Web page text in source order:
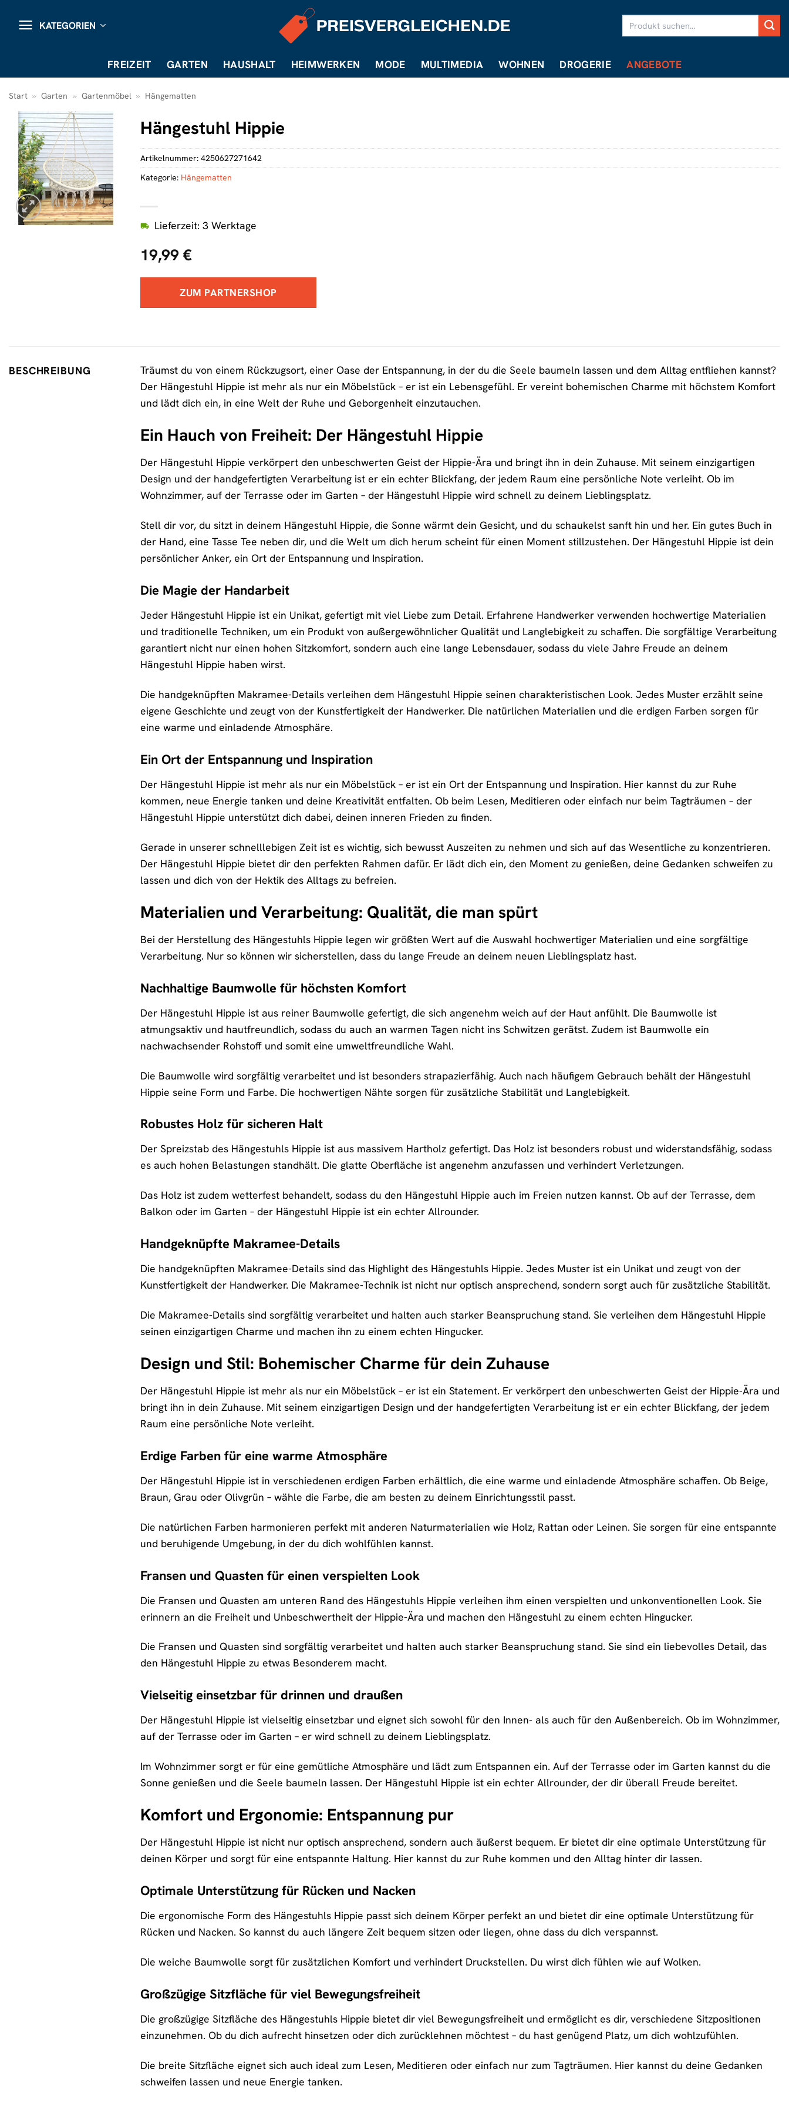
Inhalt
KATEGORIEN
FREIZEIT GARTEN HAUSHALT HEIMWERKEN MODE MULTIMEDIA WOHNEN DROGERIE ANGEBOTE
Start » Garten » Gartenmöbel » Hängematten
Hängestuhl Hippie
19,99 €
Lieferzeit: 3 Werktage
ZUM PARTNERSHOP
Artikelnummer: 4250627271642
Kategorie: Hängematten
BESCHREIBUNG
Träumst du von einem Rückzugsort, einer Oase der Entspannung, in der du die Seele baumeln lassen und dem Alltag entfliehen kannst?
Der Hängestuhl Hippie ist mehr als nur ein Möbelstück – er ist ein Lebensgefühl. Er vereint bohemischen Charme mit höchstem Komfort
und lädt dich ein, in eine Welt der Ruhe und Geborgenheit einzutauchen.
Ein Hauch von Freiheit: Der Hängestuhl Hippie
Der Hängestuhl Hippie verkörpert den unbeschwerten Geist der Hippie-Ära und bringt ihn in dein Zuhause. Mit seinem einzigartigen
Design und der handgefertigten Verarbeitung ist er ein echter Blickfang, der jedem Raum eine persönliche Note verleiht. Ob im
Wohnzimmer, auf der Terrasse oder im Garten – der Hängestuhl Hippie wird schnell zu deinem Lieblingsplatz.
Stell dir vor, du sitzt in deinem Hängestuhl Hippie, die Sonne wärmt dein Gesicht, und du schaukelst sanft hin und her. Ein gutes Buch in
der Hand, eine Tasse Tee neben dir, und die Welt um dich herum scheint für einen Moment stillzustehen. Der Hängestuhl Hippie ist dein
persönlicher Anker, ein Ort der Entspannung und Inspiration.
Die Magie der Handarbeit
Jeder Hängestuhl Hippie ist ein Unikat, gefertigt mit viel Liebe zum Detail. Erfahrene Handwerker verwenden hochwertige Materialien
und traditionelle Techniken, um ein Produkt von außergewöhnlicher Qualität und Langlebigkeit zu schaffen. Die sorgfältige Verarbeitung
garantiert nicht nur einen hohen Sitzkomfort, sondern auch eine lange Lebensdauer, sodass du viele Jahre Freude an deinem
Hängestuhl Hippie haben wirst.
Die handgeknüpften Makramee-Details verleihen dem Hängestuhl Hippie seinen charakteristischen Look. Jedes Muster erzählt seine
eigene Geschichte und zeugt von der Kunstfertigkeit der Handwerker. Die natürlichen Materialien und die erdigen Farben sorgen für
eine warme und einladende Atmosphäre.
Ein Ort der Entspannung und Inspiration
Der Hängestuhl Hippie ist mehr als nur ein Möbelstück – er ist ein Ort der Entspannung und Inspiration. Hier kannst du zur Ruhe
kommen, neue Energie tanken und deine Kreativität entfalten. Ob beim Lesen, Meditieren oder einfach nur beim Tagträumen – der
Hängestuhl Hippie unterstützt dich dabei, deinen inneren Frieden zu finden.
Gerade in unserer schnelllebigen Zeit ist es wichtig, sich bewusst Auszeiten zu nehmen und sich auf das Wesentliche zu konzentrieren.
Der Hängestuhl Hippie bietet dir den perfekten Rahmen dafür. Er lädt dich ein, den Moment zu genießen, deine Gedanken schweifen zu
lassen und dich von der Hektik des Alltags zu befreien.
Materialien und Verarbeitung: Qualität, die man spürt
Bei der Herstellung des Hängestuhls Hippie legen wir größten Wert auf die Auswahl hochwertiger Materialien und eine sorgfältige
Verarbeitung. Nur so können wir sicherstellen, dass du lange Freude an deinem neuen Lieblingsplatz hast.
Nachhaltige Baumwolle für höchsten Komfort
Der Hängestuhl Hippie ist aus reiner Baumwolle gefertigt, die sich angenehm weich auf der Haut anfühlt. Die Baumwolle ist
atmungsaktiv und hautfreundlich, sodass du auch an warmen Tagen nicht ins Schwitzen gerätst. Zudem ist Baumwolle ein
nachwachsender Rohstoff und somit eine umweltfreundliche Wahl.
Die Baumwolle wird sorgfältig verarbeitet und ist besonders strapazierfähig. Auch nach häufigem Gebrauch behält der Hängestuhl
Hippie seine Form und Farbe. Die hochwertigen Nähte sorgen für zusätzliche Stabilität und Langlebigkeit.
Robustes Holz für sicheren Halt
Der Spreizstab des Hängestuhls Hippie ist aus massivem Hartholz gefertigt. Das Holz ist besonders robust und widerstandsfähig, sodass
es auch hohen Belastungen standhält. Die glatte Oberfläche ist angenehm anzufassen und verhindert Verletzungen.
Das Holz ist zudem wetterfest behandelt, sodass du den Hängestuhl Hippie auch im Freien nutzen kannst. Ob auf der Terrasse, dem
Balkon oder im Garten – der Hängestuhl Hippie ist ein echter Allrounder.
Handgeknüpfte Makramee-Details
Die handgeknüpften Makramee-Details sind das Highlight des Hängestuhls Hippie. Jedes Muster ist ein Unikat und zeugt von der
Kunstfertigkeit der Handwerker. Die Makramee-Technik ist nicht nur optisch ansprechend, sondern sorgt auch für zusätzliche Stabilität.
Die Makramee-Details sind sorgfältig verarbeitet und halten auch starker Beanspruchung stand. Sie verleihen dem Hängestuhl Hippie
seinen einzigartigen Charme und machen ihn zu einem echten Hingucker.
Design und Stil: Bohemischer Charme für dein Zuhause
Der Hängestuhl Hippie ist mehr als nur ein Möbelstück – er ist ein Statement. Er verkörpert den unbeschwerten Geist der Hippie-Ära und
bringt ihn in dein Zuhause. Mit seinem einzigartigen Design und der handgefertigten Verarbeitung ist er ein echter Blickfang, der jedem
Raum eine persönliche Note verleiht.
Erdige Farben für eine warme Atmosphäre
Der Hängestuhl Hippie ist in verschiedenen erdigen Farben erhältlich, die eine warme und einladende Atmosphäre schaffen. Ob Beige,
Braun, Grau oder Olivgrün – wähle die Farbe, die am besten zu deinem Einrichtungsstil passt.
Die natürlichen Farben harmonieren perfekt mit anderen Naturmaterialien wie Holz, Rattan oder Leinen. Sie sorgen für eine entspannte
und beruhigende Umgebung, in der du dich wohlfühlen kannst.
Fransen und Quasten für einen verspielten Look
Die Fransen und Quasten am unteren Rand des Hängestuhls Hippie verleihen ihm einen verspielten und unkonventionellen Look. Sie
erinnern an die Freiheit und Unbeschwertheit der Hippie-Ära und machen den Hängestuhl zu einem echten Hingucker.
Die Fransen und Quasten sind sorgfältig verarbeitet und halten auch starker Beanspruchung stand. Sie sind ein liebevolles Detail, das
den Hängestuhl Hippie zu etwas Besonderem macht.
Vielseitig einsetzbar für drinnen und draußen
Der Hängestuhl Hippie ist vielseitig einsetzbar und eignet sich sowohl für den Innen- als auch für den Außenbereich. Ob im Wohnzimmer,
auf der Terrasse oder im Garten – er wird schnell zu deinem Lieblingsplatz.
Im Wohnzimmer sorgt er für eine gemütliche Atmosphäre und lädt zum Entspannen ein. Auf der Terrasse oder im Garten kannst du die
Sonne genießen und die Seele baumeln lassen. Der Hängestuhl Hippie ist ein echter Allrounder, der dir überall Freude bereitet.
Komfort und Ergonomie: Entspannung pur
Der Hängestuhl Hippie ist nicht nur optisch ansprechend, sondern auch äußerst bequem. Er bietet dir eine optimale Unterstützung für
deinen Körper und sorgt für eine entspannte Haltung. Hier kannst du zur Ruhe kommen und den Alltag hinter dir lassen.
Optimale Unterstützung für Rücken und Nacken
Die ergonomische Form des Hängestuhls Hippie passt sich deinem Körper perfekt an und bietet dir eine optimale Unterstützung für
Rücken und Nacken. So kannst du auch längere Zeit bequem sitzen oder liegen, ohne dass du dich verspannst.
Die weiche Baumwolle sorgt für zusätzlichen Komfort und verhindert Druckstellen. Du wirst dich fühlen wie auf Wolken.
Großzügige Sitzfläche für viel Bewegungsfreiheit
Die großzügige Sitzfläche des Hängestuhls Hippie bietet dir viel Bewegungsfreiheit und ermöglicht es dir, verschiedene Sitzpositionen
einzunehmen. Ob du dich aufrecht hinsetzen oder dich zurücklehnen möchtest – du hast genügend Platz, um dich wohlzufühlen.
Die breite Sitzfläche eignet sich auch ideal zum Lesen, Meditieren oder einfach nur zum Tagträumen. Hier kannst du deine Gedanken
schweifen lassen und neue Energie tanken.